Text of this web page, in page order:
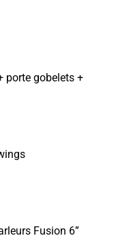
porte gobelets +
Fusion 6”